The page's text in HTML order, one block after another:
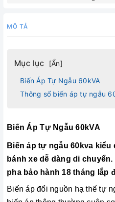
MÔ TẢ
Mục lục [Ẩn]
Biến Áp Tự Ngẫu 60kVA
Thông số biến áp tự ngẫu
Biến Áp Tự Ngẫu 60kVA
Biến áp tự ngẫu 60kva kiểu
bánh xe dễ dàng di
pha bảo hành 18 tháng lắp
Biến áp đổi nguồn hạ thế tự